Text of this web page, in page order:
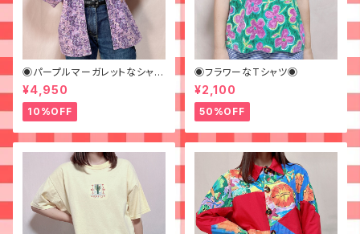
◉パープルマーガレットなシャツ
◉ 古着 花柄 紫
¥4,950
10%OFF
◉フラワーなTシャツ◉
¥2,100
50%OFF